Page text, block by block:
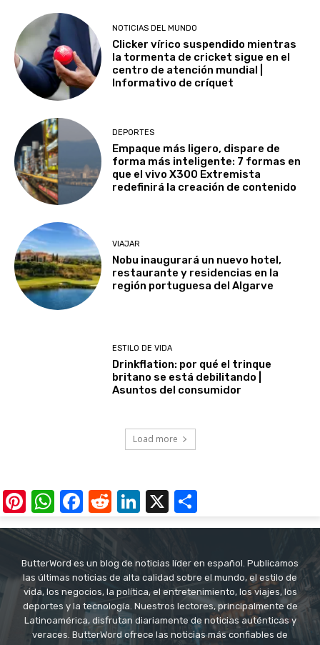
NOTICIAS DEL MUNDO
Clicker vírico suspendido mientras
la tormenta de cricket sigue en el
centro de atención mundial |
Informativo de críquet
DEPORTES
Empaque más ligero, dispare de
forma más inteligente: 7 formas en
que el vivo X300 Extremista
redefinirá la creación de contenido
VIAJAR
Nobu inaugurará un nuevo hotel,
restaurante y residencias en la
región portuguesa del Algarve
ESTILO DE VIDA
Drinkflation: por qué el trinque
britano se está debilitando |
Asuntos del consumidor
Load more
Pinterest
WhatsApp
Facebook
RedditLinkedIn
X
ButterWord es un blog de noticias líder en español. Publicamos
las últimas noticias de alta calidad sobre el mundo, el estilo de
vida, los negocios, la política, el entretenimiento, los viajes, los
deportes y la tecnología. Nuestros lectores, principalmente de
Latinoamérica, disfrutan diariamente de noticias auténticas y
veraces. ButterWord ofrece las noticias más confiables de